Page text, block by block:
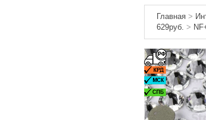
Главная>
629руб. >